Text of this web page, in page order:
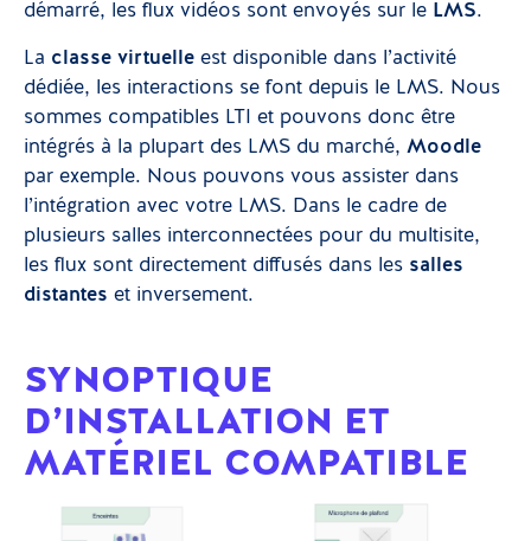
démarré, les flux vidéos sont envoyés sur le LMS.
La classe virtuelle est disponible dans l’activité
dédiée, les interactions se font depuis le LMS. Nous
sommes compatibles LTI et pouvons donc être
intégrés à la plupart des LMS du marché, Moodle
par exemple. Nous pouvons vous assister dans
l’intégration avec votre LMS. Dans le cadre de
plusieurs salles interconnectées pour du multisite,
les flux sont directement diffusés dans les salles
distantes et inversement.
SYNOPTIQUE
D’INSTALLATION ET
MATÉRIEL COMPATIBLE